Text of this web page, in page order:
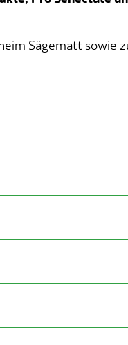
Sägematt sowie